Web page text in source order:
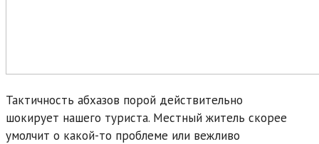
Тактичность абхазов порой действительно
шокирует нашего туриста. Местный житель скорее
умолчит о какой-то проблеме или вежливо